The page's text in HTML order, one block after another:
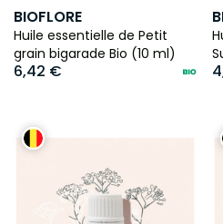
BIOFLORE
Huile essentielle de Petit
grain bigarade Bio (10 ml)
6,42 €